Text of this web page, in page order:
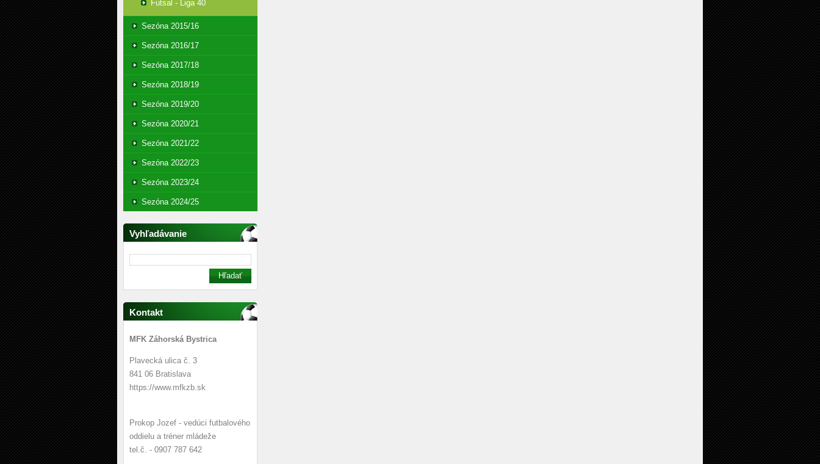
Futsal - Liga 40
Sezóna 2015/16
Sezóna 2016/17
Sezóna 2017/18
Sezóna 2018/19
Sezóna 2019/20
Sezóna 2020/21
Sezóna 2021/22
Sezóna 2022/23
Sezóna 2023/24
Sezóna 2024/25
Vyhľadávanie
Kontakt
MFK Záhorská Bystrica
Plavecká ulica č. 3
841 06 Bratislava
https://www.mfkzb.sk
Prokop Jozef - vedúci futbalového
oddielu a tréner mládeže
tel.č. - 0907 787 642